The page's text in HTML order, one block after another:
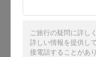
ご旅行の疑問に詳し
詳しい情報を提供し
接電話することがあ